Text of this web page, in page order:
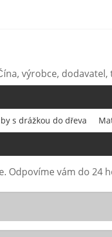
výrobce, dodavatel,
s drážkou do dřeva
Odpovíme vám do 24